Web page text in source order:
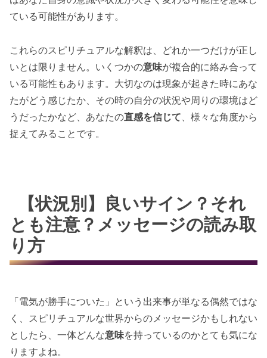
ている可能性があります。
これらのスピリチュアルな解釈は、どれか一つだけが正し
いとは限りません。いくつかの意味が複合的に絡み合って
いる可能性もあります。大切なのは現象が起きた時にあな
たがどう感じたか、その時の自分の状況や周りの環境はど
うだったかなど、あなたの直感を信じて、様々な角度から
捉えてみることです。
【状況別】良いサイン？それ
とも注意？メッセージの読み取
り方
「電気が勝手についた」という出来事が単なる偶然ではな
く、スピリチュアルな世界からのメッセージかもしれない
としたら、一体どんな意味を持っているのかとても気にな
りますよね。